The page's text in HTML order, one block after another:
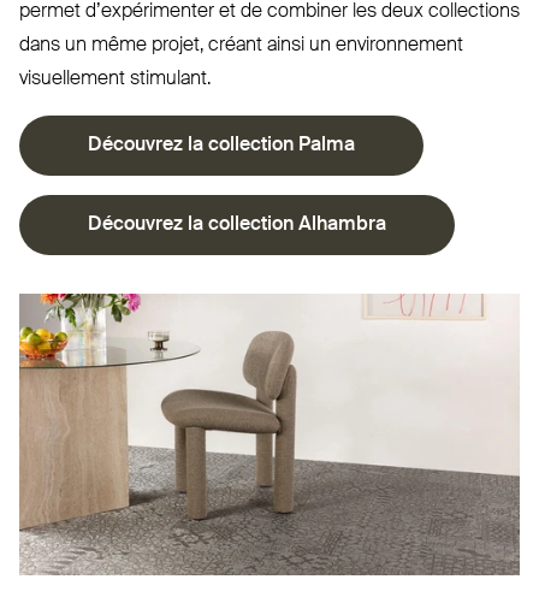
permet d’ex­pé­rimenter et de combiner les deux col­lections
dans un même projet, créant ainsi un envi­ronnement
visuellement stimulant.
Découvrez la col­lection Palma
Découvrez la col­lection Alhambra